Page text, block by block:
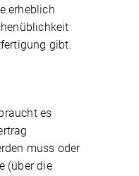
erheblich
gibt.
es
muss oder
(über die